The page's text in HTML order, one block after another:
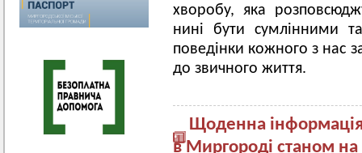
хворобу, яка
нині бути сумлінними
поведінки кожного з нас
до звичного життя.
Щоденна інформація
в Миргороді станом